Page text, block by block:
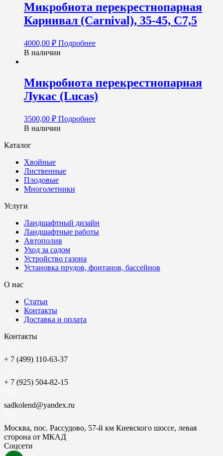
Микробиота перекрестнопарная
Карнивал (Carnival), 35-45, С7,5
4000,00 ₽ Подробнее
В наличии
Микробиота перекрестнопарная
Лукас (Lucas)
3500,00 ₽ Подробнее
В наличии
Каталог
Хвойные
Лиственные
Плодовые
Многолетники
Услуги
Ландшафтный дизайн
Ландшафтные работы
Автополив
Уход за садом
Устройство газона
Установка прудов, фонтанов, бассейнов
О нас
Статьи
Контакты
Доставка и оплата
Контакты
+ 7 (499) 110-63-37
+ 7 (925) 504-82-15
sadkolend@yandex.ru
Москва, пос. Рассудово, 57-й км Киевского шоссе, левая
сторона от МКАД
Соцсети